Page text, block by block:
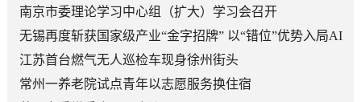
南京市委理论学习中心组（扩大）学习会召开
无锡再度斩获国家级产业“金字招牌” 以“错位”优势入局AI
顶层赛道
江苏首台燃气无人巡检车现身徐州街头
常州一养老院试点青年以志愿服务换住宿